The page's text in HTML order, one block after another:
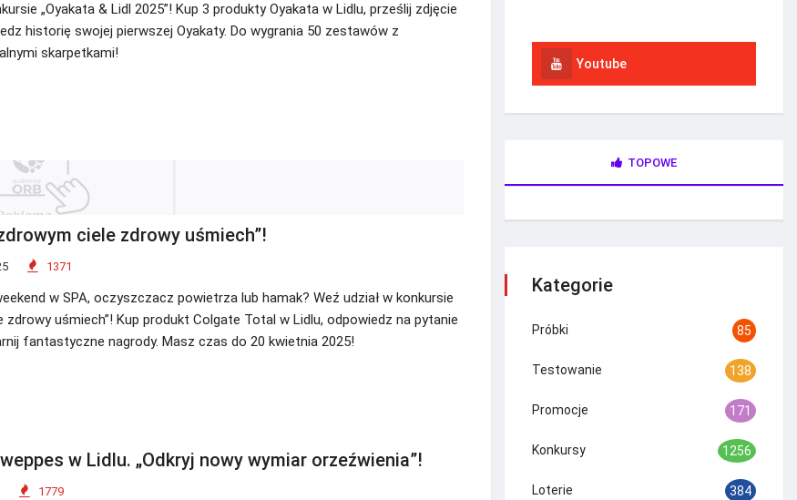
„Oyakata & Lidl 2025”! Kup 3 produkty Oyakata w Lidlu, prześlij zdjęcie
historię swojej pierwszej Oyakaty. Do wygrania 50 zestawów z
skarpetkami!
ciele zdrowy uśmiech”!
1371
w SPA, oczyszczacz powietrza lub hamak? Weź udział w konkursie
zdrowy uśmiech”! Kup produkt Colgate Total w Lidlu, odpowiedz na pytanie
fantastyczne nagrody. Masz czas do 20 kwietnia 2025!
w Lidlu. „Odkryj nowy wymiar orzeźwienia”!
1779
Youtube
TOPOWE
Kategorie
Próbki 85
Testowanie 138
Promocje 171
Konkursy 1256
Loterie 384